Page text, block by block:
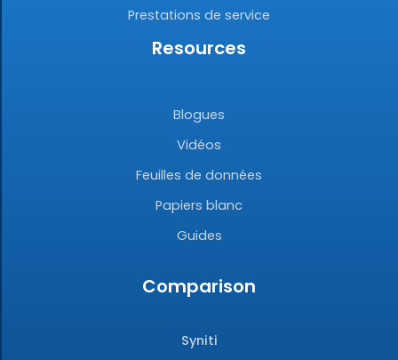
Prestations de service
Resources
Blogues
Vidéos
Feuilles de données
Papiers blanc
Guides
Comparison
Syniti